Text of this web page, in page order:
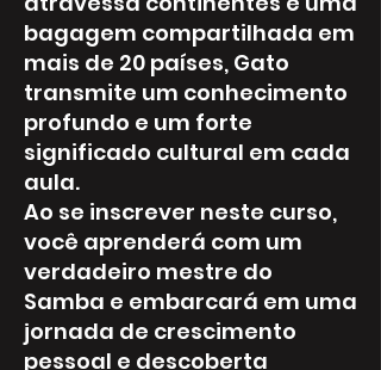
bagagem compartilhada em
mais de 20 países, Gato
transmite um conhecimento
profundo e um forte
significado cultural em cada
aula.
Ao se inscrever neste curso,
você aprenderá com um
verdadeiro mestre do
Samba e embarcará em uma
jornada de crescimento
pessoal e descoberta